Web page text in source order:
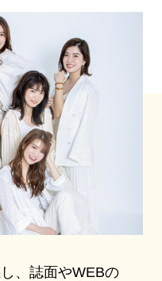
、誌面やWEBの